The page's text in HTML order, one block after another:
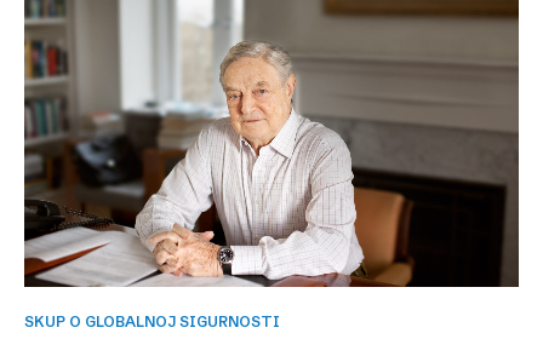
SKUP O GLOBALNOJ SIGURNOSTI